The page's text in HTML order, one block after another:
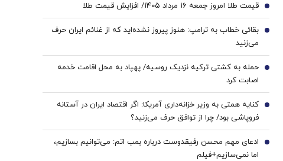
قیمت طلا امروز جمعه ۱۶ مرداد ۱۴۰۵/ افزایش قیمت طلا 1
بقائی خطاب به ترامپ: هنوز پیروز نشده‌اید که از غنائم ایران حرف
می‌زنید
2
حمله به کشتی ترکیه نزدیک روسیه/ پهپاد به محل اقامت خدمه
اصابت کرد
3
کنایه همتی به وزیر خزانه‌داری آمریکا: اگر اقتصاد ایران در آستانه
فروپاشی بود/ چرا از توافق حرف می‌زنید؟
4
ادعای مهم محسن رفیقدوست درباره بمب اتم: می‌توانیم بسازیم،
اما نمی‌سازیم+فیلم
5